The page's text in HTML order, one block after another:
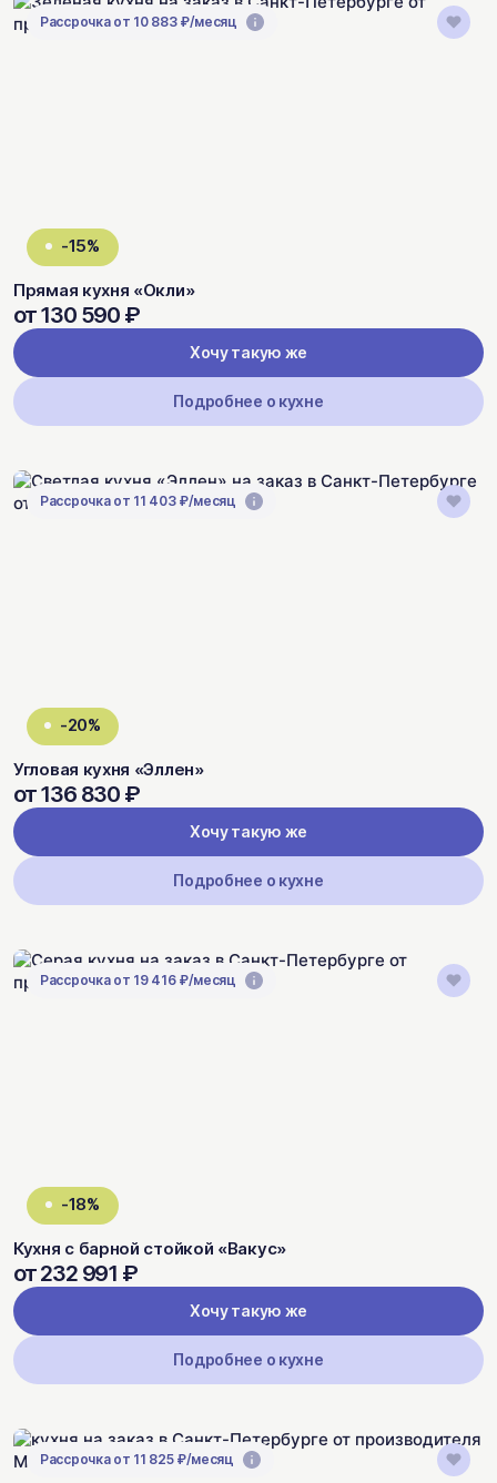
Рассрочка от 10 883 ₽/месяц
-15%
Прямая кухня «Окли»
от 130 590 ₽
Хочу такую же
Подробнее о кухне
Рассрочка от 11 403 ₽/месяц
-20%
Угловая кухня «Эллен»
от 136 830 ₽
Хочу такую же
Подробнее о кухне
Рассрочка от 19 416 ₽/месяц
-18%
Кухня с барной стойкой «Вакус»
от 232 991 ₽
Хочу такую же
Подробнее о кухне
Рассрочка от 11 825 ₽/месяц